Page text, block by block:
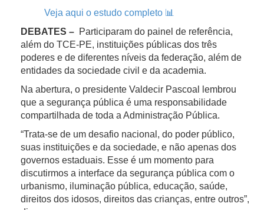
Veja aqui o estudo completo 📊
DEBATES – Participaram do painel de referência,
além do TCE-PE, instituições públicas dos três
poderes e de diferentes níveis da federação, além de
entidades da sociedade civil e da academia.
Na abertura, o presidente Valdecir Pascoal lembrou
que a segurança pública é uma responsabilidade
compartilhada de toda a Administração Pública.
“Trata-se de um desafio nacional, do poder público,
suas instituições e da sociedade, e não apenas dos
governos estaduais. Esse é um momento para
discutirmos a interface da segurança pública com o
urbanismo, iluminação pública, educação, saúde,
direitos dos idosos, direitos das crianças, entre outros”,